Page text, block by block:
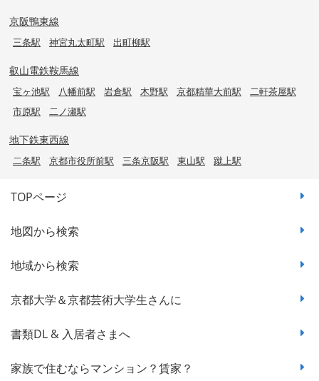
京阪鴨東線
三条駅 神宮丸太町駅 出町柳駅
叡山電鉄鞍馬線
宝ヶ池駅 八幡前駅 岩倉駅 木野駅 京都精華大前駅
二軒茶屋駅
市原駅
二ノ瀬駅
地下鉄東西線
二条駅 京都市役所前駅 三条京阪駅 東山駅 蹴上駅
TOPページ
地図から検索
地域から検索
京都大学＆京都芸術大学生さんに
書類DL & 入居者さまへ
家族で住むならマンション？賃家？